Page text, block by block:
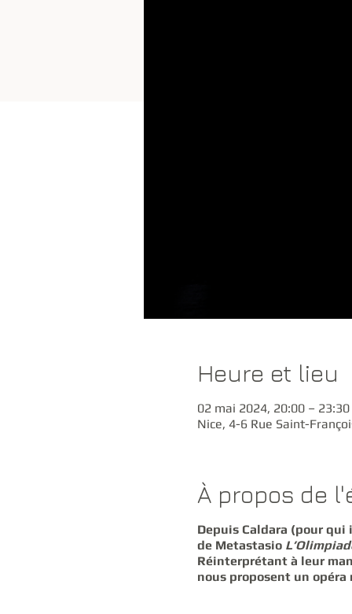
Heure et lieu
02 mai 2024, 20:00 – 23:30
Nice, 4-6 Rue Saint-
À propos de
Depuis Caldara (pour
de Metastasio
Réinterprétant à leur
nous proposent un opéra